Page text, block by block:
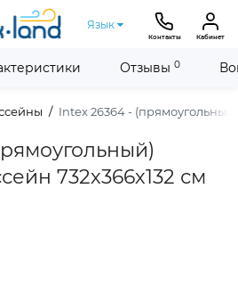
Язык
Контакты Кабинет
Intex 26364 -
732х366х132 см
Отзывы 0